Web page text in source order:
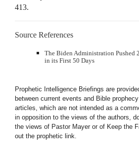
413.
Source References
The Biden Administration Pushed
in its First 50 Days
Prophetic Intelligence Briefings are
between current events and Bible
articles, which are not intended as a
in opposition to the views of the authors,
the views of Pastor Mayer or of Keep the
out the prophetic link.